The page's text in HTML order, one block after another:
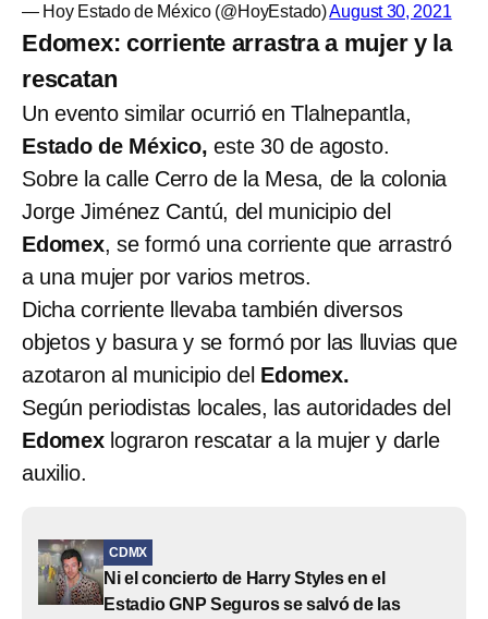
— Hoy Estado de México (@HoyEstado)August 30, 2021
Edomex: corriente arrastra a mujer y la
rescatan
Un evento similar ocurrió en Tlalnepantla,
Estado de México, este 30 de agosto.
Sobre la calle Cerro de la Mesa, de la colonia
Jorge Jiménez Cantú, del municipio del
Edomex, se formó una corriente que arrastró
a una mujer por varios metros.
Dicha corriente llevaba también diversos
objetos y basura y se formó por las lluvias que
azotaron al municipio del Edomex.
Según periodistas locales, las autoridades del
Edomexlograron rescatar a la mujer y darle
auxilio.
CDMX
Ni el concierto de Harry Styles en el
Estadio GNP Seguros se salvó de las